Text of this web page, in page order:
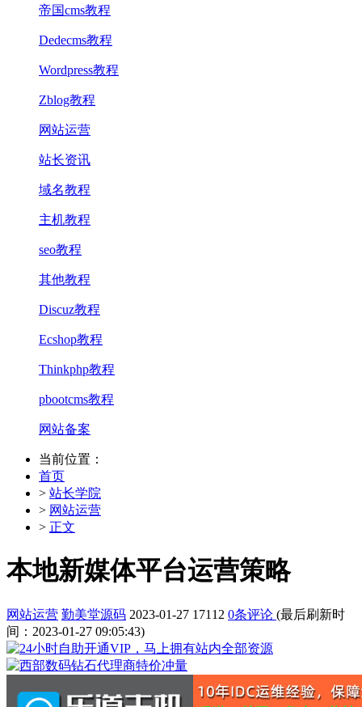
帝国cms教程
Dedecms教程
Wordpress教程
Zblog教程
网站运营
站长资讯
域名教程
主机教程
seo教程
其他教程
Discuz教程
Ecshop教程
Thinkphp教程
pbootcms教程
网站备案
当前位置：
首页
> 站长学院
> 网站运营
> 正文
本地新媒体平台运营策略
网站运营 勤美堂源码 2023-01-27 17112 0条评论 (最后刷新时
间：2023-01-27 09:05:43)